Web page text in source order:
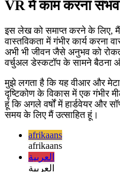
व्यक्तिगत रूप से मैं ओकुलस ऐप के
शायद इसे वर्चुअल डेस्कटॉप से
VR में काम करना
वास्तविकता में गंभीर कार्य करना
अभी भी जीवन जैसे अनुभव को
वर्चुअल डेस्कटॉप के सामने बैठना
दृष्टिकोण के विकास में एक गंभीर
हूं कि अगले वर्षों में हार्डवेयर और
समय के लिए मैं उत्साहित हूं।